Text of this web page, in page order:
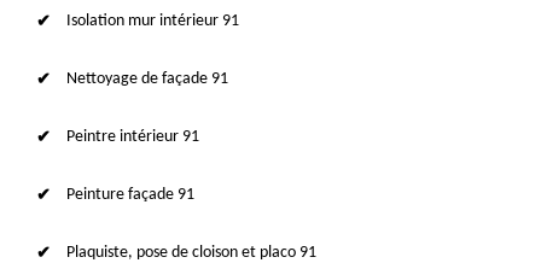
Isolation mur intérieur 91
Nettoyage de façade 91
Peintre intérieur 91
Peinture façade 91
Plaquiste, pose de cloison et placo 91